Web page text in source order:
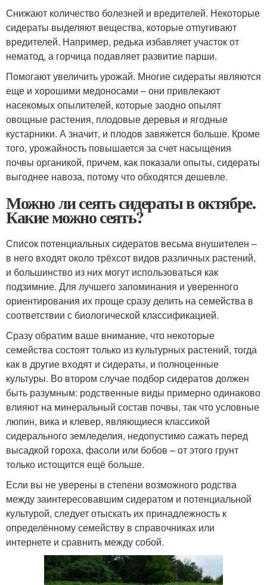
Снижают количество болезней и вредителей. Некоторые
сидераты выделяют вещества, которые отпугивают
вредителей. Например, редька избавляет участок от
нематод, а горчица подавляет развитие парши.
Помогают увеличить урожай. Многие сидераты являются
еще и хорошими медоносами – они привлекают
насекомых опылителей, которые заодно опылят
овощные растения, плодовые деревья и ягодные
кустарники. А значит, и плодов завяжется больше. Кроме
того, урожайность повышается за счет насыщения
почвы органикой, причем, как показали опыты, сидераты
выгоднее навоза, потому что обходятся дешевле.
Можно ли сеять сидераты в октябре.
Какие можно сеять?
Список потенциальных сидератов весьма внушителен –
в него входят около трёхсот видов различных растений,
и большинство из них могут использоваться как
подзимние. Для лучшего запоминания и уверенного
ориентирования их проще сразу делить на семейства в
соответствии с биологической классификацией.
Сразу обратим ваше внимание, что некоторые
семейства состоят только из культурных растений, тогда
как в другие входят и сидераты, и полноценные
культуры. Во втором случае подбор сидератов должен
быть разумным: родственные виды примерно одинаково
влияют на минеральный состав почвы, так что условные
люпин, вика и клевер, являющиеся классикой
сидерального земледелия, недопустимо сажать перед
высадкой гороха, фасоли или бобов – от этого грунт
только истощится ещё больше.
Если вы не уверены в степени возможного родства
между заинтересовавшим сидератом и потенциальной
культурой, следует отыскать их принадлежность к
определённому семейству в справочниках или
интернете и сравнить между собой.